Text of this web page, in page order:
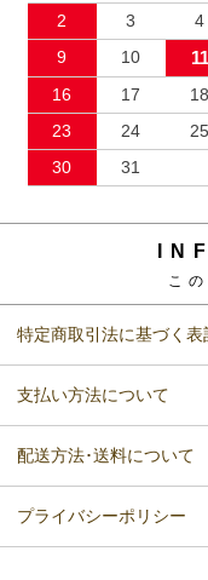
2
3 4
9
10 11
16
17 18
23
24 25
30
31
こ
特定商取引法に基づく表
支払い方法について
配送方法･送料について
プライバシーポリシー